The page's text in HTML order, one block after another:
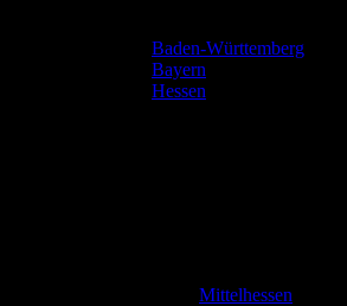
Baden-Württemberg
Bayern
Hessen
Mittelhessen